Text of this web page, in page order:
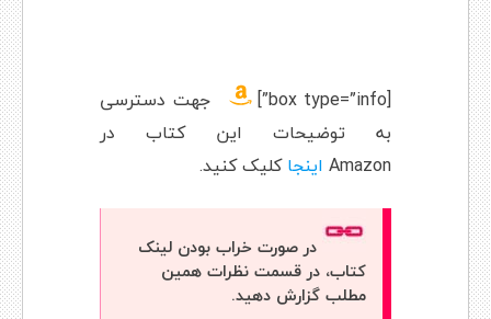
[box type=”info”]
جهت دسترسی
به توضیحات این کتاب در
Amazon اینجاکلیک کنید.
در صورت خراب بودن لینک
کتاب، در قسمت نظرات همین
مطلب گزارش دهید.